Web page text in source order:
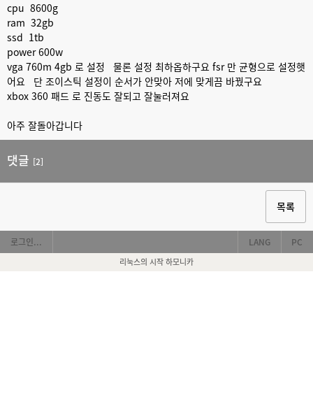
cpu 8600g
ram 32gb
ssd 1tb
power 600w
vga 760m 4gb 로 설정 물론 설정 최하옵하구요 fsr 만 균형으로 설정햇
어요 단 조이스틱 설정이 순서가 안맞아 저에 맞게끔 바꿨구요
xbox 360 패드 로 진동도 잘되고 잘눌러져요
아주 잘돌아갑니다
댓글 [2]
목록
로그인... PC
LANG
리눅스의 시작 하모니카